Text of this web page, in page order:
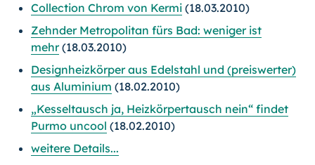
Collection Chrom von Kermi (18.03.2010)
Zehnder Metropolitan fürs Bad: weniger ist
mehr(18.03.2010)
Designheizkörper aus Edelstahl und (preiswerter)
aus Aluminium (18.02.2010)
„Kesseltausch ja, Heizkörpertausch nein“ findet
Purmo uncool (18.02.2010)
weitere Details...